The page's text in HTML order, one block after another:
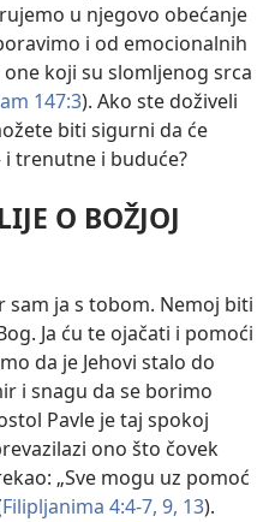
u njegovo obećanje
i od emocionalnih
one koji su slomljenog srca
147:3). Ako ste doživeli
biti sigurni da će
trenutne i buduće?
O BOŽJOJ
sam ja s tobom. Nemoj biti
Ja ću te ojačati i pomoći
da je Jehovi stalo do
i snagu da se borimo
Pavle je taj spokoj
ono što čovek
„Sve mogu uz pomoć
Filipljanima 4:4-7, 9, 13).